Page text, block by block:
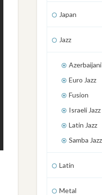
Japan
Jazz
Azerbaijani
Euro Jazz
Fusion
Israeli Jazz
Latin Jazz
Samba Jazz
Latin
Metal